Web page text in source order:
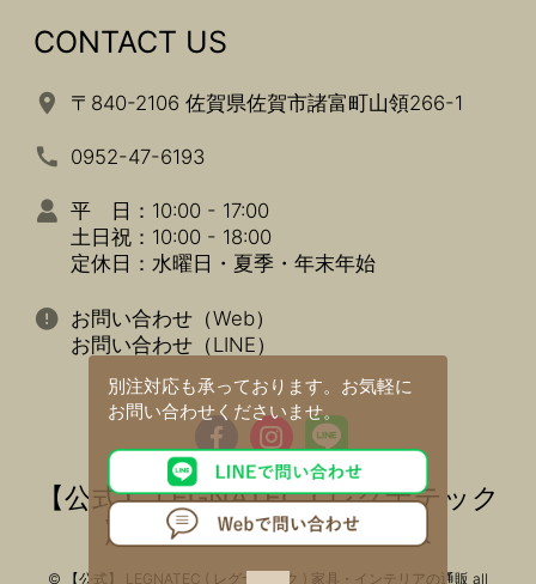
別注対応も承っております。 お気軽に
お問い合わせくださいませ。
CONTACT US
〒840-2106 佐賀県佐賀市諸富町山領266-1
0952-47-6193
平 日：10:00 - 17:00
土日祝：10:00 - 18:00
定休日：水曜日・夏季・年末年始
お問い合わせ（Web）
お問い合わせ（LINE）
【公式】 LEGNATEC ( レグナテック
) 家具・インテリアの通販
© 【公式】 LEGNATEC ( レグナテック ) 家具・インテリアの通販 all